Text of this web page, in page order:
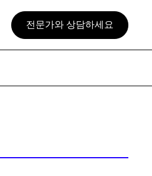
전문가와 상담하세요